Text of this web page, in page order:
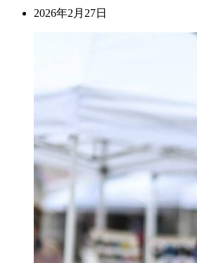
2026年2月27日